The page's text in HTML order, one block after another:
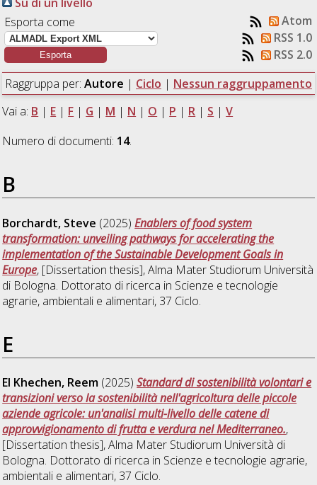
Esporta come
Atom
RSS 1.0
RSS 2.0
Raggruppa per: Autore | Ciclo | Nessun raggruppamento
Vai a: B | E | F | G | M | N | O | P | R | S |V
Numero di documenti: 14.
B
Borchardt, Steve (2025)Enablers of food system
transformation: unveiling pathways for accelerating the
implementation of the Sustainable Development Goals in
Europe, [Dissertation thesis], Alma Mater Studiorum Università
di Bologna. Dottorato di ricerca in Scienze e tecnologie
agrarie, ambientali e alimentari, 37 Ciclo.
E
El Khechen, Reem (2025)Standard di sostenibilità volontari e
transizioni verso la sostenibilità nell'agricoltura delle piccole
aziende agricole: un'analisi multi-livello delle catene di
approvvigionamento di frutta e verdura nel Mediterraneo.,
[Dissertation thesis], Alma Mater Studiorum Università di
Bologna. Dottorato di ricerca in Scienze e tecnologie agrarie,
ambientali e alimentari, 37 Ciclo.